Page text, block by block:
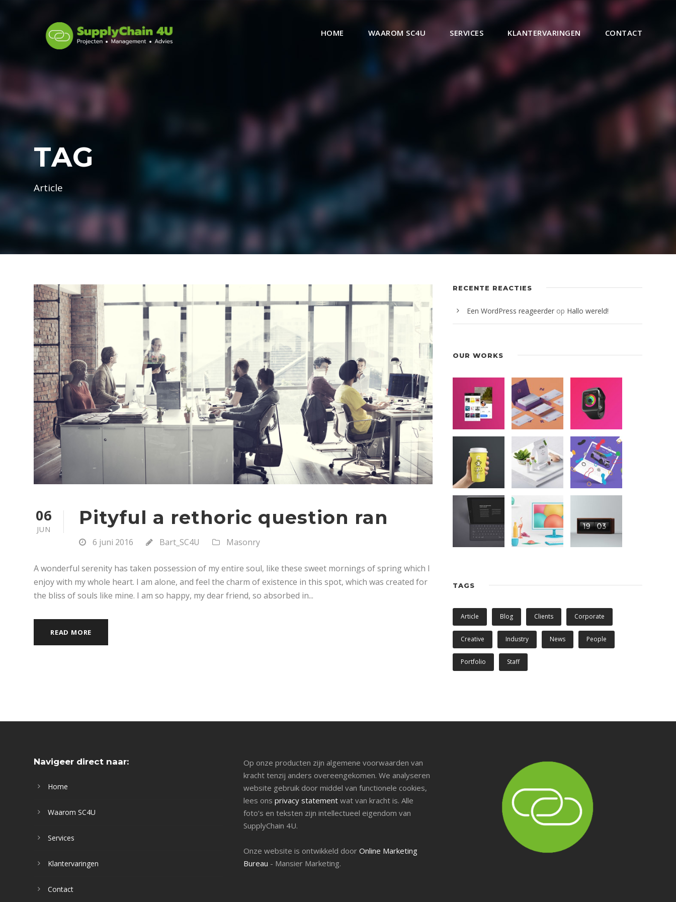
HOME WAAROM SC4U SERVICES KLANTERVARINGEN CONTACT
TAG
Article
06
JUN
Pityful a rethoric question ran
6 juni 2016 Bart_SC4U Masonry
A wonderful serenity has taken possession of my entire soul, like these sweet mornings of spring which I
enjoy with my whole heart. I am alone, and feel the charm of existence in this spot, which was created for
the bliss of souls like mine. I am so happy, my dear friend, so absorbed in...
READ MORE
RECENTE REACTIES
Een WordPress reageerder op Hallo wereld!
OUR WORKS
TAGS
Article Blog Clients Corporate
Creative Industry News People
Portfolio Staff
Navigeer direct naar:
Home
Waarom SC4U
Services
Klantervaringen
Contact
Op onze producten zijn algemene voorwaarden van
kracht tenzij anders overeengekomen. We analyseren
website gebruik door middel van functionele cookies,
lees ons privacy statement wat van kracht is. Alle
foto’s en teksten zijn intellectueel eigendom van
SupplyChain 4U.
Onze website is ontwikkeld door Online Marketing
Bureau - Mansier Marketing.